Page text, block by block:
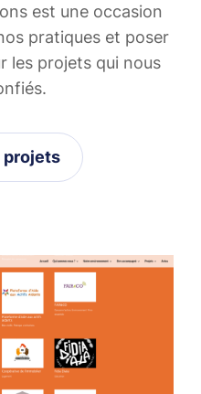
est une occasion
pratiques et poser
les projets qui nous
projets